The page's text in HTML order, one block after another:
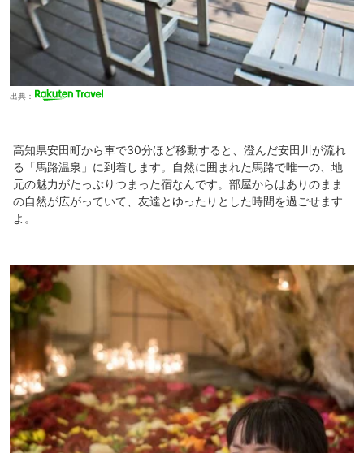
出典：
高知県安田町から車で30分ほど移動すると、澄んだ安田川が流れ
る「馬路温泉」に到着します。自然に囲まれた馬路で唯一の、地
元の魅力がたっぷりつまった宿なんです。部屋からはありのまま
の自然が広がっていて、友達とゆったりとした時間を過ごせます
よ。